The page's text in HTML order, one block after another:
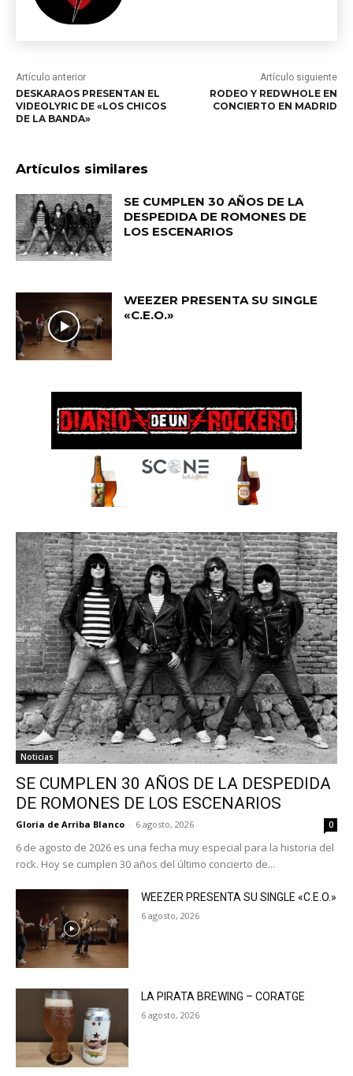
Artículo anterior
DESKARAOS PRESENTAN EL
VIDEOLYRIC DE «LOS CHICOS
DE LA BANDA»
Artículo siguiente
RODEO Y REDWHOLE EN
CONCIERTO EN MADRID
Artículos similares
SE CUMPLEN 30 AÑOS DE LA
DESPEDIDA DE ROMONES DE
LOS ESCENARIOS
WEEZER PRESENTA SU SINGLE
«C.E.O.»
Noticias
SE CUMPLEN 30 AÑOS DE LA DESPEDIDA
DE ROMONES DE LOS ESCENARIOS
Gloria de Arriba Blanco - 6 agosto, 2026 0
6 de agosto de 2026 es una fecha muy especial para la historia del
rock. Hoy se cumplen 30 años del último concierto de...
WEEZER PRESENTA SU SINGLE «C.E.O.»
6 agosto, 2026
LA PIRATA BREWING – CORATGE
6 agosto, 2026